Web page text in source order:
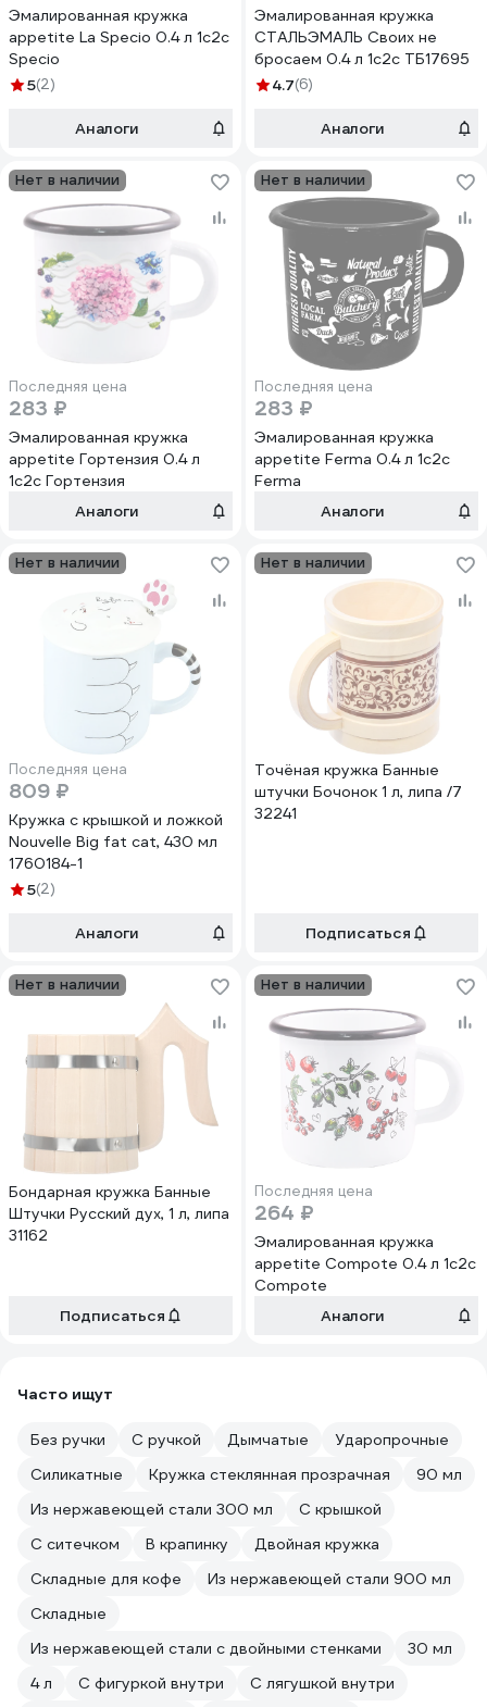
Эмалированная кружка
appetite La Speсio 0.4 л 1с2с
Speсio
5(2)
Аналоги
Эмалированная кружка
СТАЛЬЭМАЛЬ Своих не
бросаем 0.4 л 1с2с ТБ17695
4.7(6)
Аналоги
Нет в наличии
Последняя цена
283 ₽
Эмалированная кружка
appetite Гортензия 0.4 л
1с2с Гортензия
Аналоги
Нет в наличии
Последняя цена
283 ₽
Эмалированная кружка
appetite Ferma 0.4 л 1с2с
Ferma
Аналоги
Нет в наличии
Последняя цена
809 ₽
Кружка с крышкой и ложкой
Nouvelle Big fat cat, 430 мл
1760184-1
5(2)
Аналоги
Нет в наличии
Точёная кружка Банные
штучки Бочонок 1 л, липа /7
32241
Подписаться
Нет в наличии
Бондарная кружка Банные
Штучки Русский дух, 1 л, липа
31162
Подписаться
Нет в наличии
Последняя цена
264 ₽
Эмалированная кружка
appetite Compote 0.4 л 1с2с
Compote
Аналоги
Часто ищут
Без ручки С ручкой Дымчатые
Ударопрочные
Силикатные
Кружка стеклянная прозрачная
90 мл
Из нержавеющей стали 300 мл
С крышкой
С ситечком
В крапинку
Двойная кружка
Складные для кофе
Из нержавеющей стали 900 мл
Складные
Из нержавеющей стали с двойными стенками
30 мл
4 л
С фигуркой внутри
С лягушкой внутри